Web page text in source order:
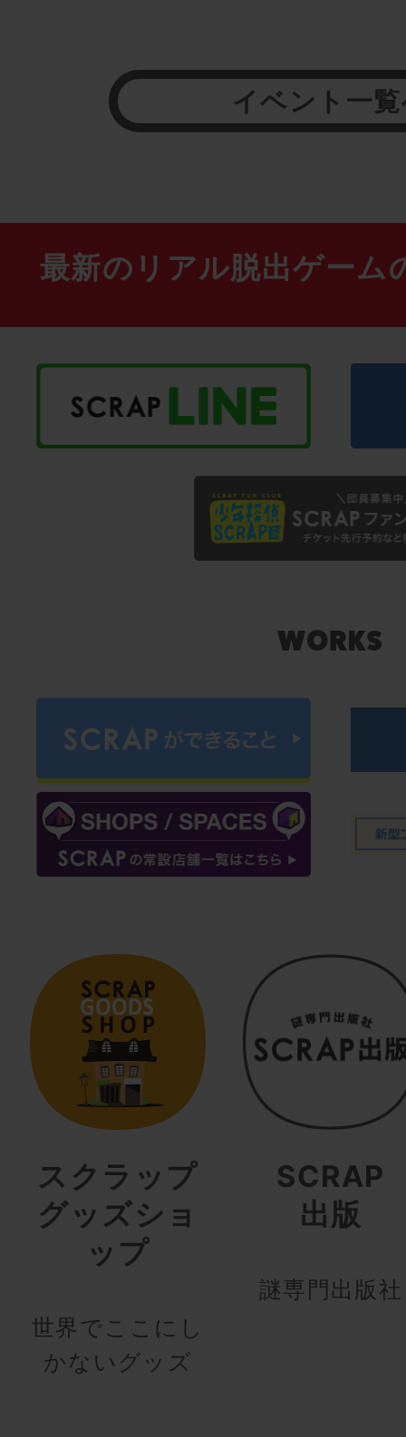
イベント一
最新のリアル脱出ゲーム
スクラップ
グッズショ
ップ
世界でここにし
かないグッズ
SCRAP
出版
謎専門出版社